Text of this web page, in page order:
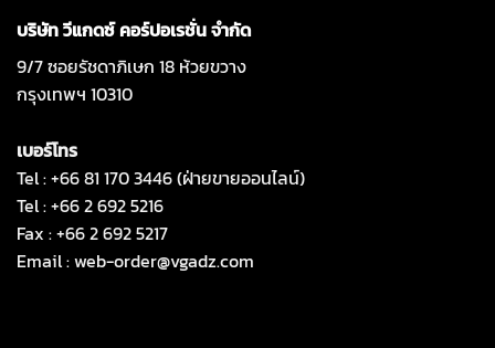
บริษัท วีแกดซ์ คอร์ปอเรชั่น จำกัด
9/7 ซอยรัชดาภิเษก 18 ห้วยขวาง
กรุงเทพฯ 10310
เบอร์โทร
Tel : +66 81 170 3446 (ฝ่ายขายออนไลน์)
Tel : +66 2 692 5216
Fax : +66 2 692 5217
Email :web-order@vgadz.com